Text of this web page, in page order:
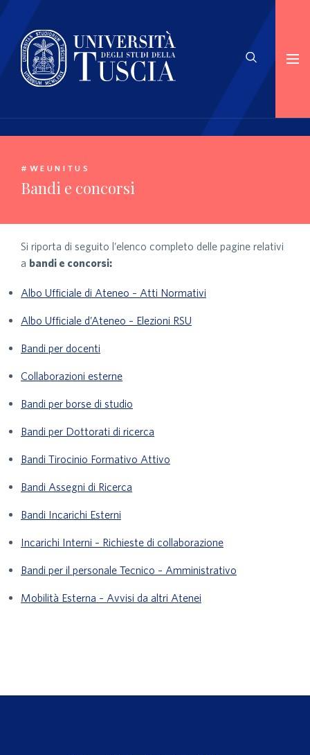
#WEUNITUS
Bandi e concorsi
Si riporta di seguito l’elenco completo delle pagine relativi
a bandi e concorsi:
Albo Ufficiale di Ateneo – Atti Normativi
Albo Ufficiale d’Ateneo – Elezioni RSU
Bandi per docenti
Collaborazioni esterne
Bandi per borse di studio
Bandi per Dottorati di ricerca
Bandi Tirocinio Formativo Attivo
Bandi Assegni di Ricerca
Bandi Incarichi Esterni
Incarichi Interni – Richieste di collaborazione
Bandi per il personale Tecnico – Amministrativo
Mobilità Esterna – Avvisi da altri Atenei